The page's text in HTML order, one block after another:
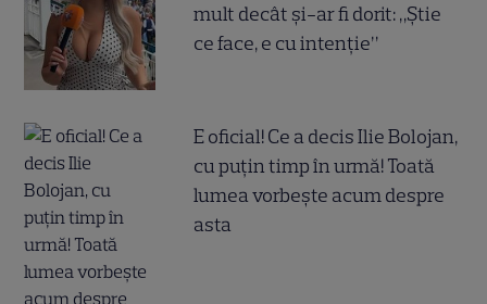
mult decât și-ar fi dorit: „Știe
ce face, e cu intenție”
E oficial! Ce a decis Ilie Bolojan,
cu puțin timp în urmă! Toată
lumea vorbește acum despre
asta